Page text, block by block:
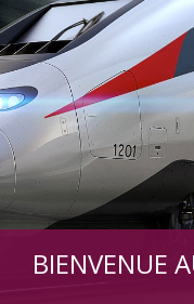
BIENVENUE